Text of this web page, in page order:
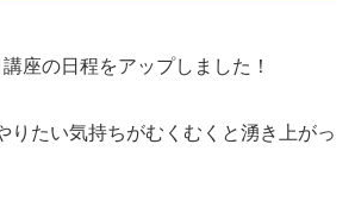
座の日程をアップしました！
りたい気持ちがむくむくと湧き上がっ